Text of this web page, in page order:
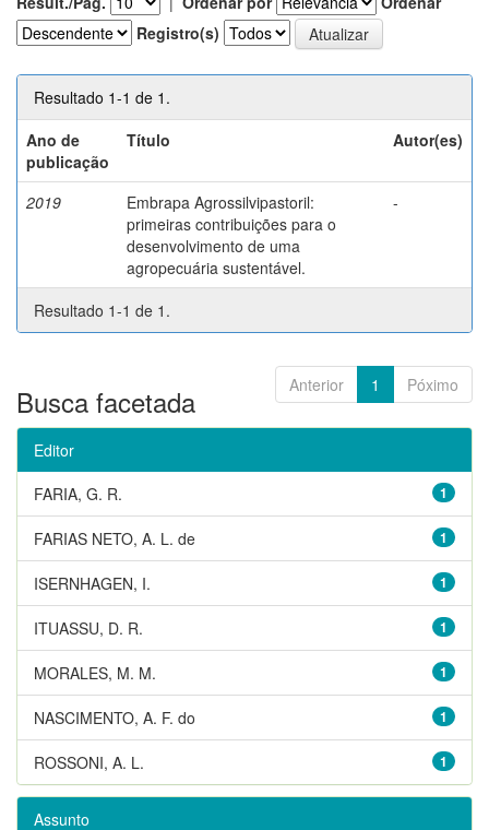
Registro(s)
Resultado 1-1 de 1.
Ano de
publicação
Título Autor(es)
2019
Embrapa Agrossilvipastoril:
primeiras contribuições para o
desenvolvimento de uma
agropecuária sustentável.
-
Resultado 1-1 de 1.
Anterior 1 Póximo
Busca facetada
Editor
1
FARIA, G. R.
1
FARIAS NETO, A. L. de
1
ISERNHAGEN, I.
1
ITUASSU, D. R.
1
MORALES, M. M.
1
NASCIMENTO, A. F. do
1
ROSSONI, A. L.
Assunto